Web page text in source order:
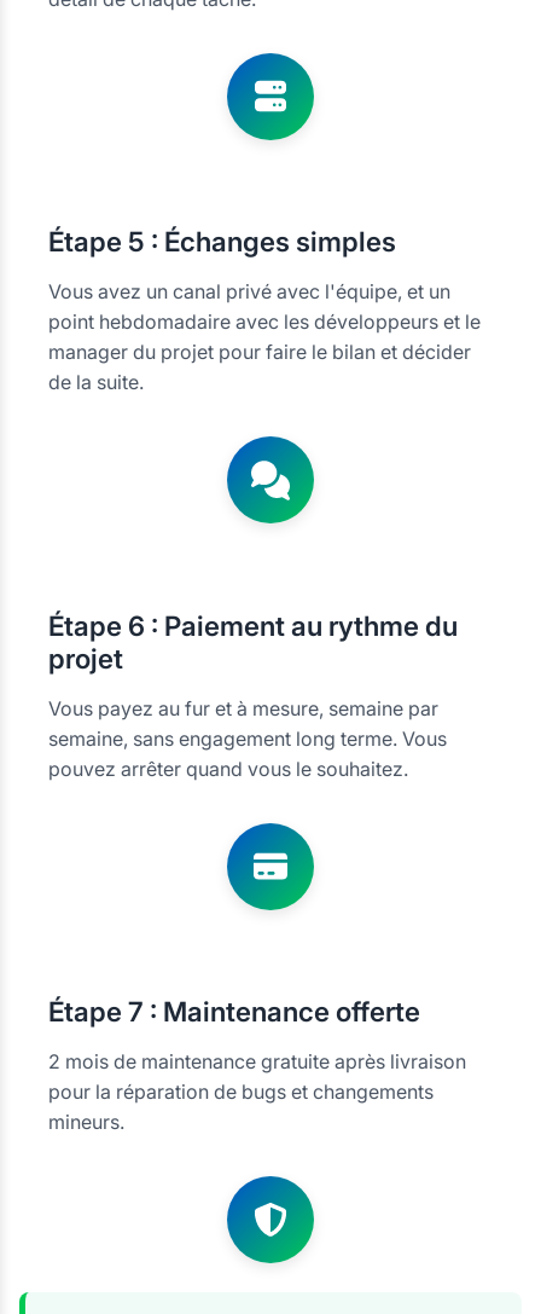
Étape 5 : Échanges simples
Vous avez un canal privé avec l'équipe, et un
point hebdomadaire avec les développeurs et le
manager du projet pour faire le bilan et décider
de la suite.
Étape 6 : Paiement au rythme du
projet
Vous payez au fur et à mesure, semaine par
semaine, sans engagement long terme. Vous
pouvez arrêter quand vous le souhaitez.
Étape 7 : Maintenance offerte
2 mois de maintenance gratuite après livraison
pour la réparation de bugs et changements
mineurs.